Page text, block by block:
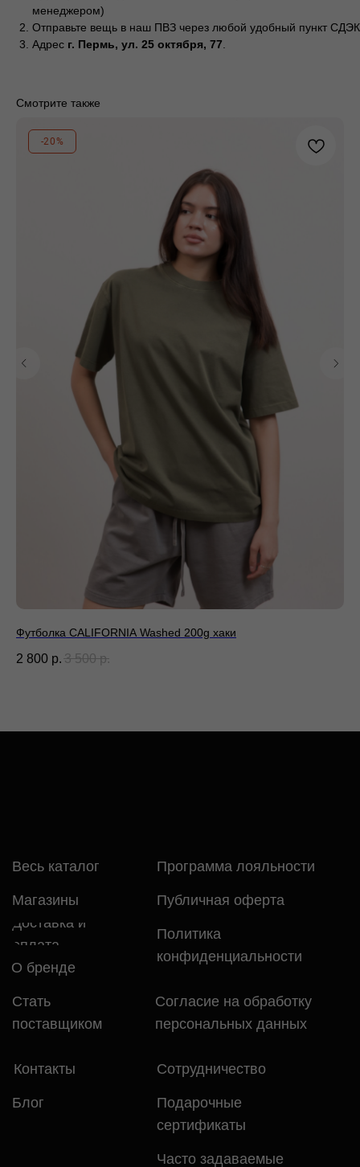
менеджером)
Отправьте вещь в наш ПВЗ через любой удобный пункт СДЭК
Адрес г. Пермь, ул. 25 октября, 77
Смотрите также
-20%
Футболка CALIFORNIA Washed 200g хаки
2 800 р. 3 500 р.
califo.website@gmail.com
ИП Гилёв Михаил
ИНН: 590847626354
Разработка сайта: Паша
Весь каталог
Магазины
Программа лояльности
О бренде
поставщиком
сертификаты
Часто задаваемые
Публичная оферта